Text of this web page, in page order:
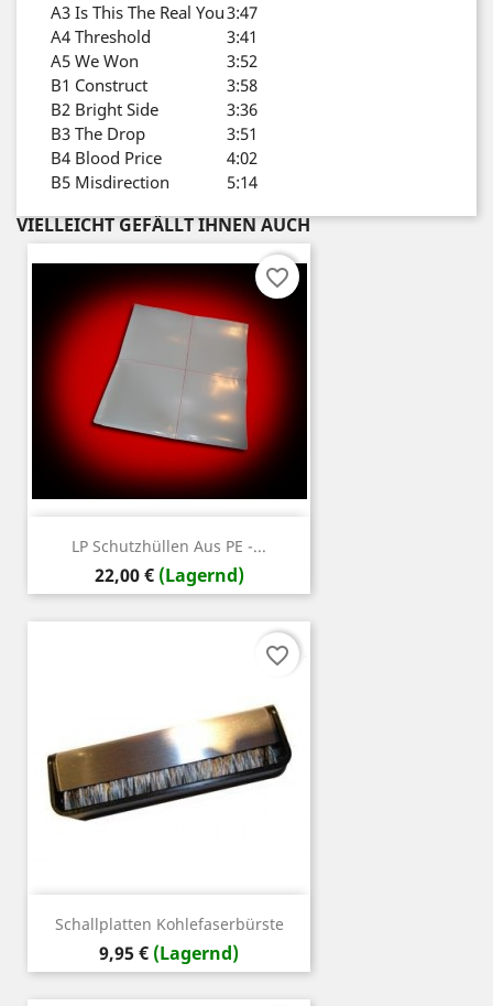
A3 Is This The Real You3:47
A4 Threshold
3:41
A5 We Won
3:52
B1 Construct
3:58
B2 Bright Side
3:36
B3 The Drop
3:51
B4 Blood Price
4:02
B5 Misdirection 5:14
VIELLEICHT GEFÄLLT IHNEN AUCH
LP Schutzhüllen Aus PE -...
Preis
22,00 € (Lagernd)
favorite_border
Schallplatten Kohlefaserbürste
Preis
9,95 € (Lagernd)
favorite_border